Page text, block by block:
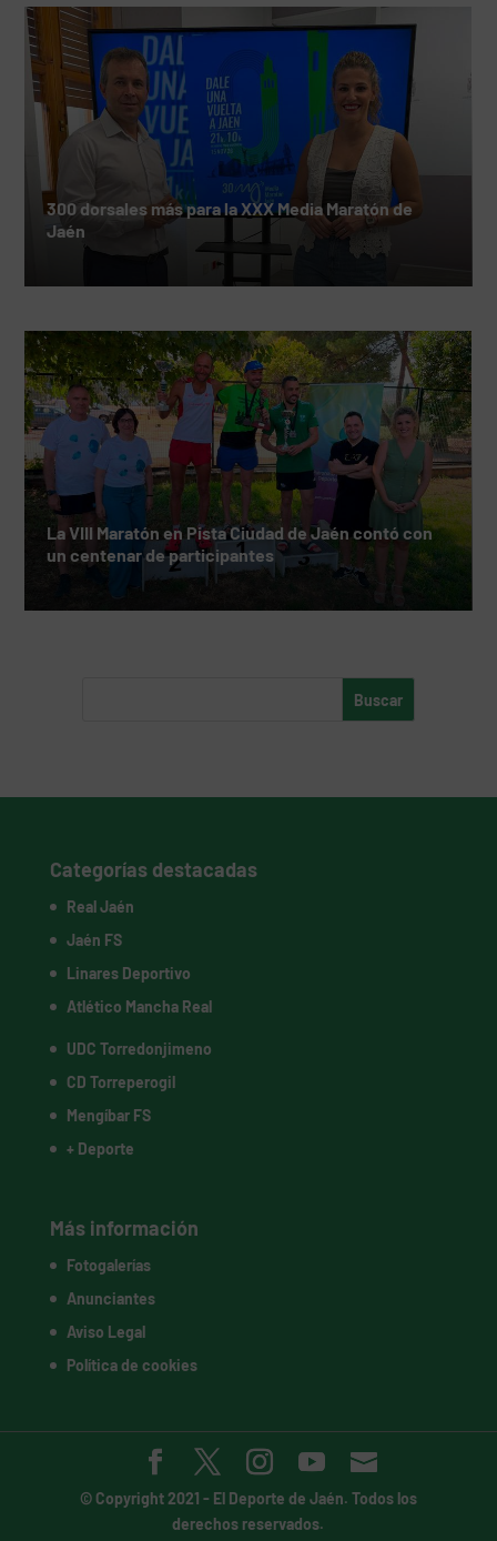
300 dorsales más para la XXX Media Maratón de
Jaén
La VIII Maratón en Pista Ciudad de Jaén contó con
un centenar de participantes
Categorías destacadas
Real Jaén
Jaén FS
Linares Deportivo
Atlético Mancha Real
UDC Torredonjimeno
CD Torreperogil
Mengíbar FS
+ Deporte
Más información
Fotogalerías
Anunciantes
Aviso Legal
Política de cookies
© Copyright 2021 - El Deporte de Jaén. Todos los
derechos reservados.